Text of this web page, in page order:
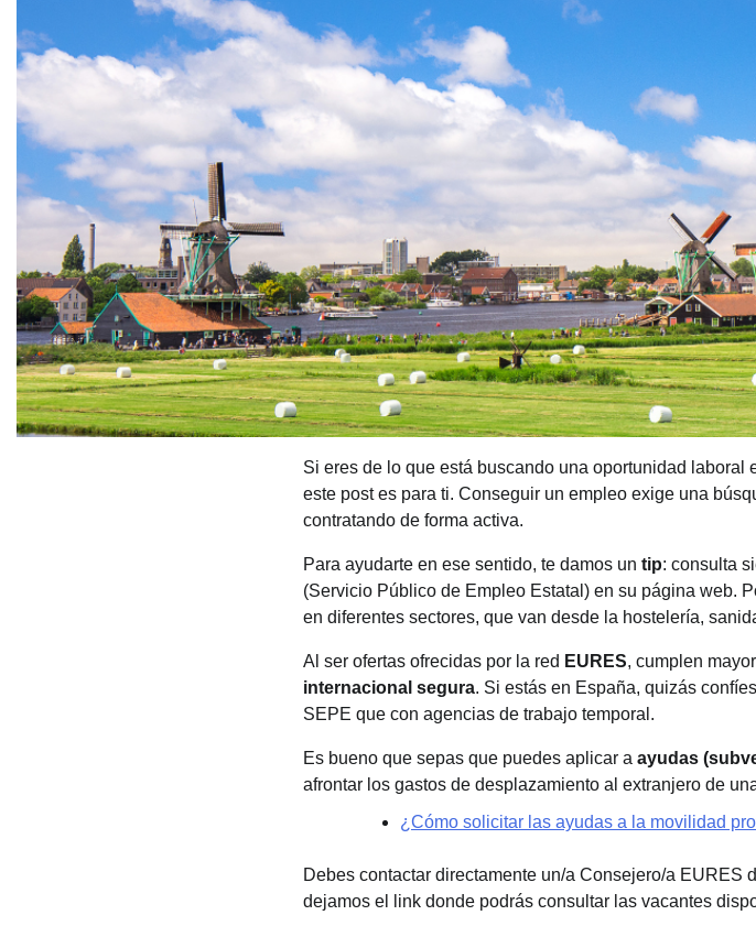
Si eres de lo que está buscando una oportunidad
este post es para ti. Conseguir un empleo exige una
contratando de forma activa.
Para ayudarte en ese sentido, te damos un tip: consulta
(Servicio Público de Empleo Estatal) en su página web.
en diferentes sectores, que van desde la hostelería,
Al ser ofertas ofrecidas por la red EURES, cumplen
internacional segura. Si estás en España, quizás
SEPE que con agencias de trabajo temporal.
Es bueno que sepas que puedes aplicar a ayudas
afrontar los gastos de desplazamiento al extranjero de
¿Cómo solicitar las ayudas a la movilidad
Debes contactar directamente un/a Consejero/a EURES
dejamos el link donde podrás consultar las vacantes